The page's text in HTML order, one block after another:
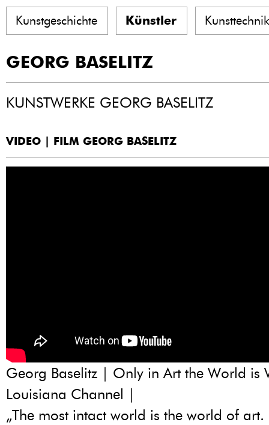
Kunstgeschichte Künstler
GEORG BASELITZ
KUNSTWERKE GEORG BASELITZ
VIDEO | FILM GEORG BASELITZ
Georg Baselitz | Only in Art the World is
Louisiana Channel |
„The most intact world is the world of